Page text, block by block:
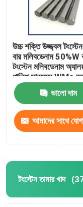
উচ্চ শক্তি উজ্জ্বল
বার মলিবডেনাম 50%W
টংস্টেন মলিবডেনাম
পালিশ সারফেস WMo
ভালো দাম
আমাদের সাথে
টংস্টেন তামার খাদ